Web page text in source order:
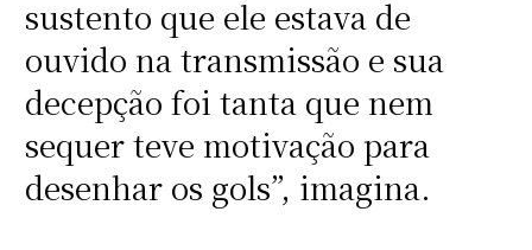
sustento que ele estava de
ouvido na transmissão e sua
decepção foi tanta que nem
sequer teve motivação para
desenhar os gols”, imagina.